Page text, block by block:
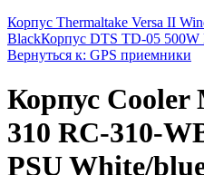
Корпус Thermaltake Versa II
BlackКорпус DTS TD-05 500W
Вернуться к: GPS приемники
Корпус Cooler
310 RC-310-
PSU White/